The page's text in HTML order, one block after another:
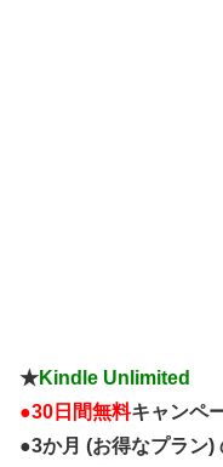
★Kindle Unlimited
●30日間無料キャンペ
●3か月 (お得なプラン)